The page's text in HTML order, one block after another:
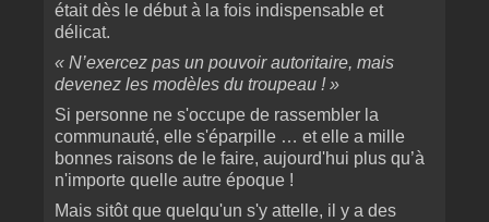
était dès le début à la fois indispensable et
délicat.
« N’exercez pas un pouvoir autoritaire, mais
devenez les modèles du troupeau ! »
Si personne ne s'occupe de rassembler la
communauté, elle s'éparpille … et elle a mille
bonnes raisons de le faire, aujourd'hui plus qu’à
n'importe quelle autre époque !
Mais sitôt que quelqu'un s'y attelle, il y a des